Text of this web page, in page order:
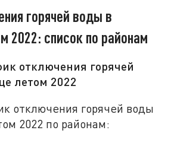
горячей воды в
2022: список по районам
отключения горячей
летом 2022
отключения горячей воды
2022 по районам: